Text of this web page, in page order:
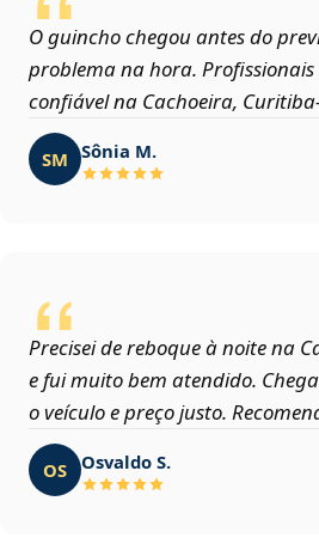
O guincho chegou antes do
problema na hora. Profissionais
confiável na Cachoeira,
SM Sônia M.
Precisei de reboque à noite na
e fui muito bem atendido.
o veículo e preço justo.
OS Osvaldo S.